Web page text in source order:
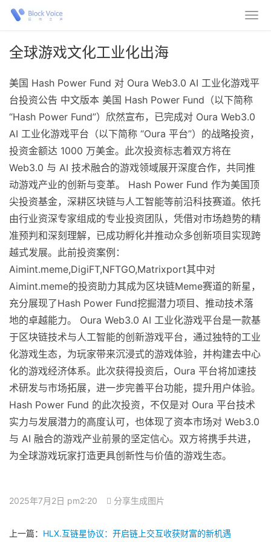
全球游戏文化工业化出海
美国 Hash Power Fund 对 Oura Web3.0 AI 工业化游戏平
台投资公告 中文版本 美国 Hash Power Fund（以下简称
“Hash Power Fund”）欣然宣布，已完成对 Oura Web3.0
AI 工业化游戏平台（以下简称 “Oura 平台”）的战略投资，
投资金额达 1000 万美金。此次投资标志着双方将在
Web3.0 与 AI 技术融合的游戏领域展开深度合作，共同推
动游戏产业的创新与变革。 Hash Power Fund 作为美国顶
尖投资基金，深耕区块链与人工智能等前沿科技赛道。依托
由行业资深专家组成的专业投资团队，凭借对市场趋势的精
准预判和深刻理解，已成功孵化并推动众多创新项目实现跨
越式发展。此前投资案例：
Aimint.meme,DigiFT,NFTGO,Matrixport其中对
Aimint.meme的投资助力其成为区块链Meme赛道的新星，
充分展现了Hash Power Fund挖掘潜力项目、推动技术落
地的卓越能力。 Oura Web3.0 AI 工业化游戏平台是一款基
于区块链技术与人工智能的创新游戏平台，通过独特的工业
化游戏生态，为玩家带来沉浸式的游戏体验，并构建去中心
化的游戏经济体系。此次获得投资后，Oura 平台将加速技
术研发与市场拓展，进一步完善平台功能，提升用户体验。
Hash Power Fund 的此次投资，不仅是对 Oura 平台技术
实力与发展潜力的高度认可，也体现了资本市场对 Web3.0
与 AI 融合的游戏产业前景的坚定信心。双方将携手共进，
为全球游戏玩家打造更具创新性与价值的游戏生态。
2025年7月2日 pm2:20 分享生成图片
上一篇： HLX.互链星协议：开启链上交互收获财富的新机遇